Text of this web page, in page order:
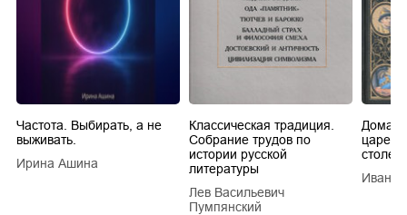
Частота. Выбирать, а не
выживать.
Ирина Ашина
Классическая традиция.
Собрание трудов по
истории русской
литературы
Лев Васильевич
Пумпянский
царей
Иван